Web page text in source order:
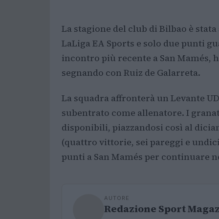
La stagione del club di Bilbao è
LaLiga EA Sports e solo due punti
incontro più recente a San Mamés,
segnando con Ruiz de Galarreta.
La squadra affronterà un Levante
subentrato come allenatore. I
disponibili, piazzandosi così al
(quattro vittorie, sei pareggi e
punti a San Mamés per continuare
AUTORE
Redazione Sport